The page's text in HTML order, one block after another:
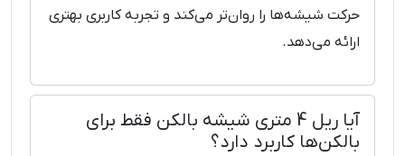
حرکت شیشه‌ها را روان‌تر می‌کند و تجربه کاربری بهتری
ارائه می‌دهد.
آیا ریل 4 متری شیشه بالکن فقط برای
بالکن‌ها کاربرد دارد؟